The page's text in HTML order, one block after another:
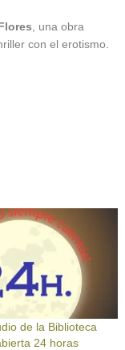
, una obra
con el erotismo.
de la Biblioteca
24 horas